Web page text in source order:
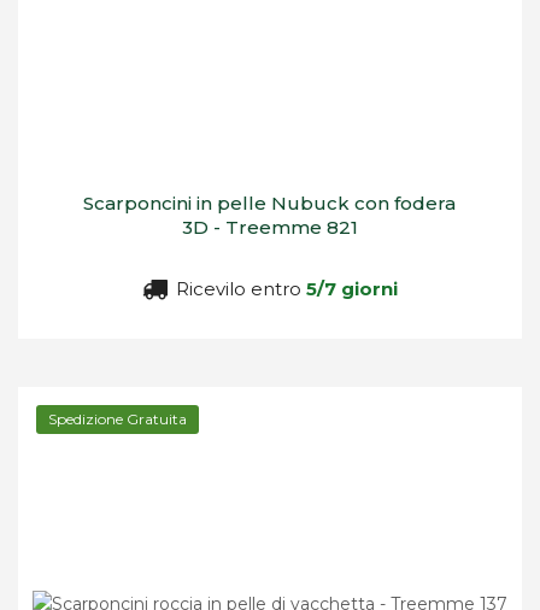
Scarponcini in pelle Nubuck con fodera
3D - Treemme 821
Ricevilo entro 5/7 giorni
Spedizione Gratuita